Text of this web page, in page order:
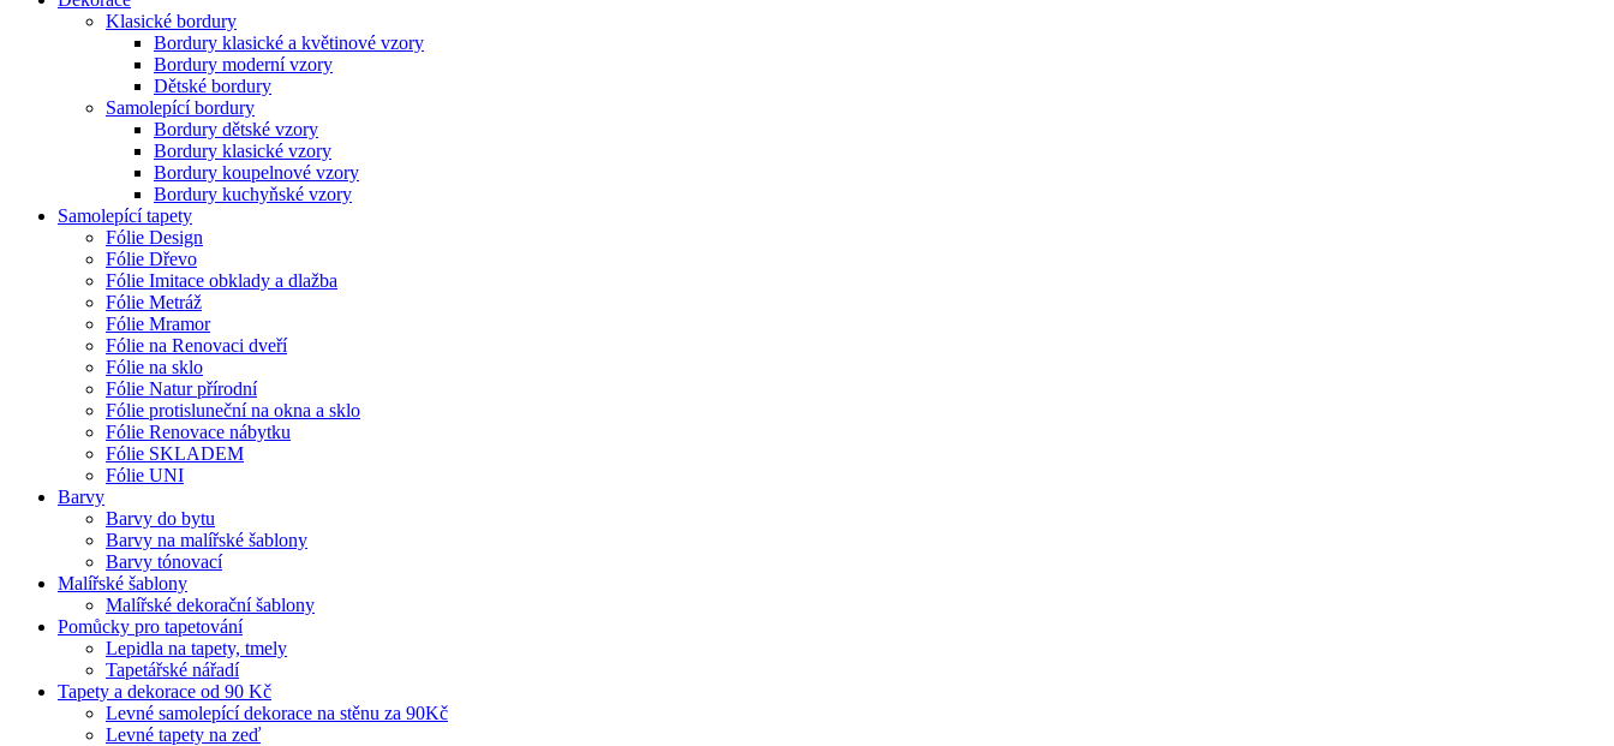
Klasické bordury
Bordury klasické a květinové vzory
Bordury moderní vzory
Dětské bordury
Samolepící bordury
Bordury dětské vzory
Bordury klasické vzory
Bordury koupelnové vzory
Bordury kuchyňské vzory
Samolepící tapety
Fólie Design
Fólie Dřevo
Fólie Imitace obklady a dlažba
Fólie Metráž
Fólie Mramor
Fólie na Renovaci dveří
Fólie na sklo
Fólie Natur přírodní
Fólie protisluneční na okna a sklo
Fólie Renovace nábytku
Fólie SKLADEM
Fólie UNI
Barvy
Barvy do bytu
Barvy na malířské šablony
Barvy tónovací
Malířské šablony
Malířské dekorační šablony
Pomůcky pro tapetování
Lepidla na tapety, tmely
Tapetářské nářadí
Tapety a dekorace od 90 Kč
Levné samolepící dekorace na stěnu za 90Kč
Levné tapety na zeď